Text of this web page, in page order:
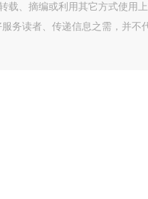
载、摘编或利用其它方式使用
务读者、传递信息之需，并不